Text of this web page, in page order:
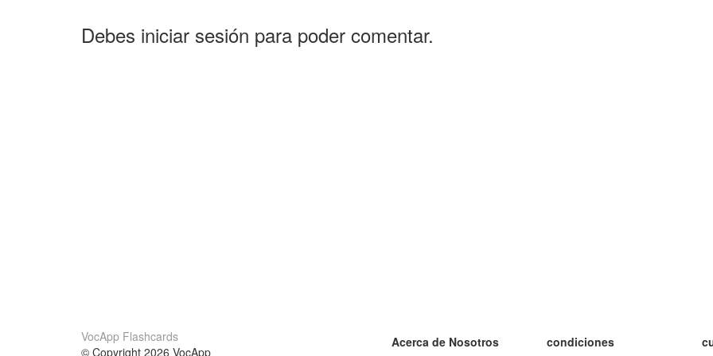
Debes iniciar sesión para poder comentar.
VocApp Flashcards
© Copyright 2026 VocApp
Acerca de Nosotros condiciones